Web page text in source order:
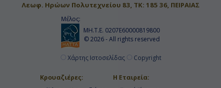
Λεωφ. Ηρώων Πολυτεχνείου 83, ΤΚ: 185 36, ΠΕΙΡΑΙΑΣ
Μέλος:
ΜΗ.Τ.Ε. 0207Ε60000819800
© 2026 - All rights reserved
Χάρτης Ιστοσελίδας Copyright
Κρουαζιέρες:
Η Εταιρεία: